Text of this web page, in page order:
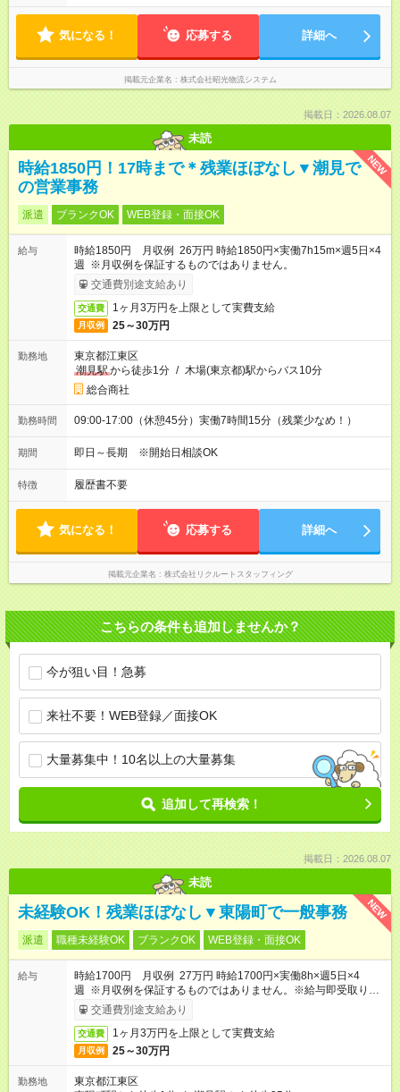
気になる！ 応募する 詳細へ
掲載元企業名 株式会社昭光物流システム
掲載日：2026.08.07
未読
NEW
時給1850円！17時まで＊残業ほぼなし▼潮見で
の営業事務
派遣 ブランクOK WEB登録・面接OK
給与
時給1850円 月収例 26万円 時給1850円×実働7h15m×週5日×4
週 ※月収例を保証するものではありません。
交通費別途支給あり
交通費 1ヶ月3万円を上限として実費支給
月収例 25～30万円
勤務地
東京都江東区
潮見駅から徒歩1分 / 木場(東京都)駅からバス10分
総合商社
勤務時間 09:00-17:00（休憩45分）実働7時間15分（残業少なめ！）
期間 即日～長期 ※開始日相談OK
特徴 履歴書不要
気になる！ 応募する 詳細へ
掲載元企業名 株式会社リクルートスタッフィング
こちらの条件も追加しませんか？
今が狙い目！急募
来社不要！WEB登録／面接OK
大量募集中！10名以上の大量募集
追加して再検索！
掲載日：2026.08.07
未読
NEW
未経験OK！残業ほぼなし▼東陽町で一般事務
派遣 職種未経験OK ブランクOK WEB登録・面接OK
給与
時給1700円 月収例 27万円 時給1700円×実働8h×週5日×4
週 ※月収例を保証するものではありません。※給与即受取りサ
ービス利用可（利用条件有）
交通費別途支給あり
交通費 1ヶ月3万円を上限として実費支給
月収例 25～30万円
勤務地
東京都江東区